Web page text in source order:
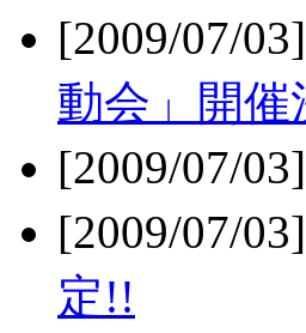
[2009/07/
動会」開催
[2009/07/
[2009/07/
定!!